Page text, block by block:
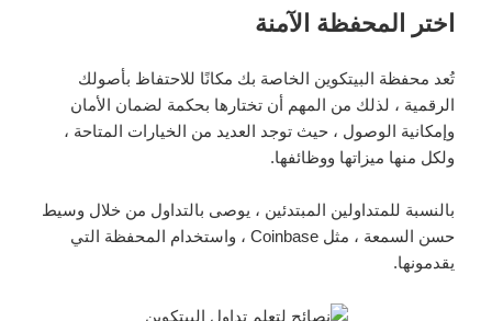
اختر المحفظة الآمنة
تُعد محفظة البيتكوين الخاصة بك مكانًا للاحتفاظ بأصولك
الرقمية ، لذلك من المهم أن تختارها بحكمة لضمان الأمان
وإمكانية الوصول ، حيث توجد العديد من الخيارات المتاحة ،
ولكل منها ميزاتها ووظائفها.
بالنسبة للمتداولين المبتدئين ، يوصى بالتداول من خلال وسيط
حسن السمعة ، مثل Coinbase ، واستخدام المحفظة التي
يقدمونها.